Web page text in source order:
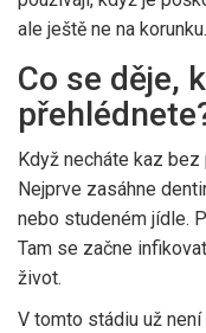
ale ještě ne na korunku.
Co se děje,
Když necháte kaz
Nejprve zasáhne
nebo studeném jídle.
Tam se začne
život.
V tomto stádiu už